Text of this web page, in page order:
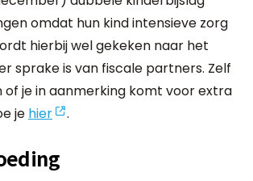
omdat hun kind intensieve zorg
hierbij wel gekeken naar het
sprake is van fiscale partners. Zelf
je in aanmerking komt voor extra
je hier .